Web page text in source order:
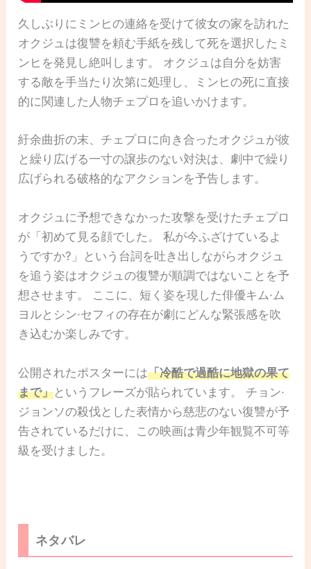
久しぶりにミンヒの連絡を受けて彼女の家を訪れた
オクジュは復讐を頼む手紙を残して死を選択したミ
ンヒを発見し絶叫します。 オクジュは自分を妨害
する敵を手当たり次第に処理し、ミンヒの死に直接
的に関連した人物チェプロを追いかけます。
紆余曲折の末、チェプロに向き合ったオクジュが彼
と繰り広げる一寸の譲歩のない対決は、劇中で繰り
広げられる破格的なアクションを予告します。
オクジュに予想できなかった攻撃を受けたチェプロ
が「初めて見る顔でした。 私が今ふざけているよ
うですか?」という台詞を吐き出しながらオクジュ
を追う姿はオクジュの復讐が順調ではないことを予
想させます。 ここに、短く姿を現した俳優キム·ム
ヨルとシン·セフィの存在が劇にどんな緊張感を吹
き込むか楽しみです。
公開されたポスターには「冷酷で過酷に地獄の果て
まで」というフレーズが貼られています。 チョン·
ジョンソの殺伐とした表情から慈悲のない復讐が予
告されているだけに、この映画は青少年観覧不可等
級を受けました。
ネタバレ